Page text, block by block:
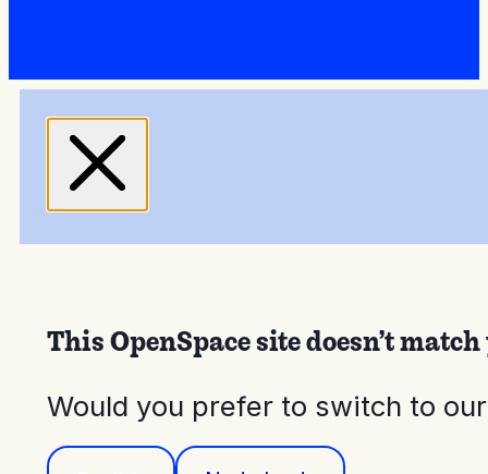
This OpenSpace site doesn’t
Would you prefer to switch to